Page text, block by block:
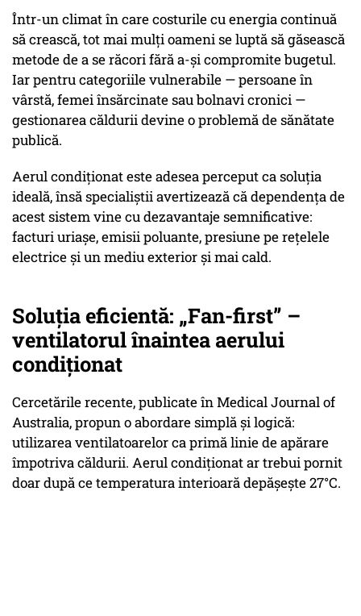
Într-un climat în care costurile cu energia continuă
să crească, tot mai mulți oameni se luptă să găsească
metode de a se răcori fără a-și compromite bugetul.
Iar pentru categoriile vulnerabile — persoane în
vârstă, femei însărcinate sau bolnavi cronici —
gestionarea căldurii devine o problemă de sănătate
publică.
Aerul condiționat este adesea perceput ca soluția
ideală, însă specialiștii avertizează că dependența de
acest sistem vine cu dezavantaje semnificative:
facturi uriașe, emisii poluante, presiune pe rețelele
electrice și un mediu exterior și mai cald.
Soluția eficientă: „Fan-first” –
ventilatorul înaintea aerului
condiționat
Cercetările recente, publicate în Medical Journal of
Australia, propun o abordare simplă și logică:
utilizarea ventilatoarelor ca primă linie de apărare
împotriva căldurii. Aerul condiționat ar trebui pornit
doar după ce temperatura interioară depășește 27°C.